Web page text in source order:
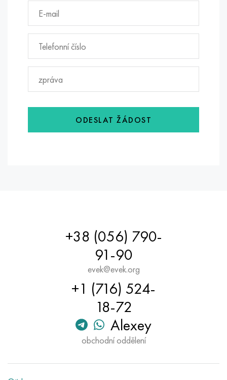
ODESLAT ŽÁDOST
+38 (056) 790-
91-90
evek@evek.org
+1 (716) 524-
18-72
Alexey
obchodní oddělení